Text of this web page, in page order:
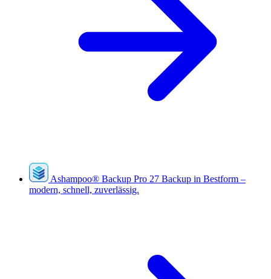
Ashampoo® Backup Pro 27 Backup in Bestform –
modern, schnell, zuverlässig.